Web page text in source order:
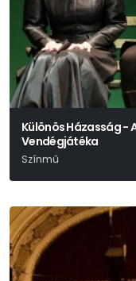
Különös Házasság -
Vendégjátéka
Színmű
Mikszáth Kálmám